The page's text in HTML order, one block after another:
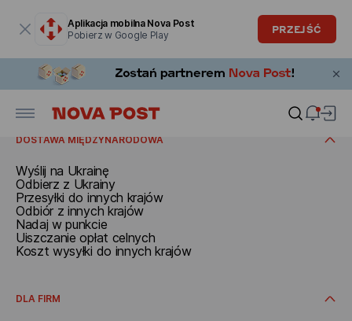
Aplikacja mobilna Nova Post
Pobierz w Google Play
PRZEJŚĆ
W oddziale
Z adresu
W punkcie
W automacie paczkowym
ODBIERAJ
Odbieraj w Polsce
Otrzymać w oddziale
Odbiór w punkcie
Otrzymać pod adresem
DOSTAWA MIĘDZYNARODOWA
Wyślij na Ukrainę
Odbierz z Ukrainy
Przesyłki do innych krajów
Odbiór z innych krajów
Nadaj w punkcie
Uiszczanie opłat celnych
Koszt wysyłki do innych krajów
DLA FIRM